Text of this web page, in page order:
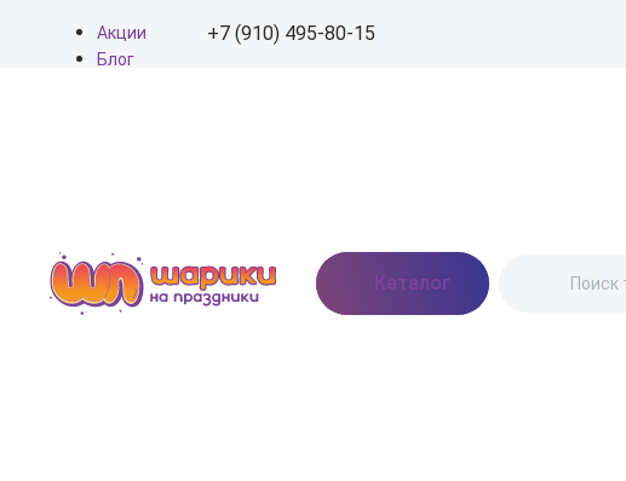
Акции
Блог
+7 (910) 495-80-15
Москва, Востряковское
шоссе, дом 7, стр. 3
Каталог